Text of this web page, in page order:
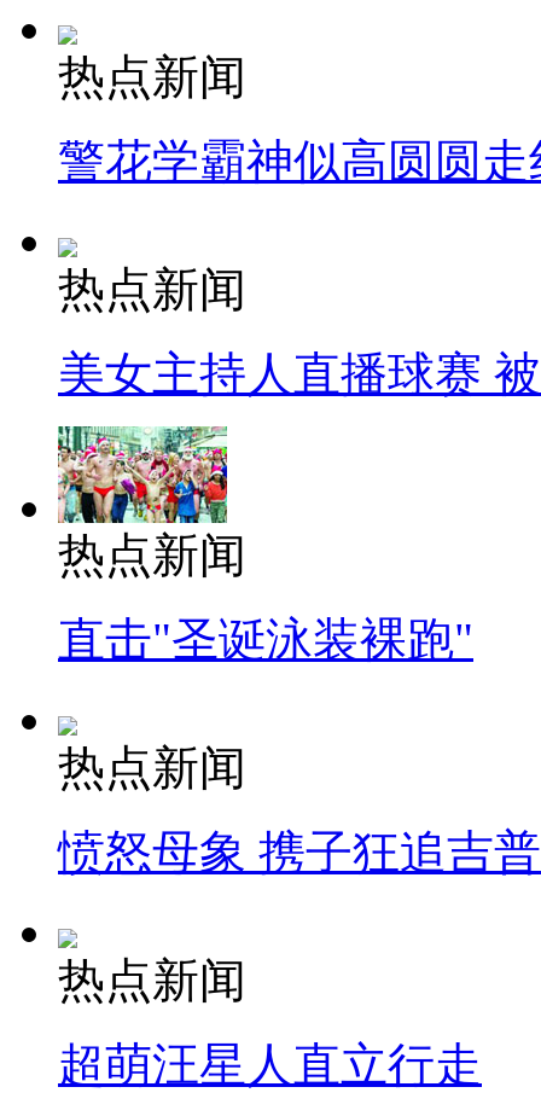
热点新闻
警花学霸神似高圆圆走
热点新闻
美女主持人直播球赛
热点新闻
直击"圣诞泳装裸跑"
热点新闻
愤怒母象 携子狂追吉
热点新闻
超萌汪星人直立行走